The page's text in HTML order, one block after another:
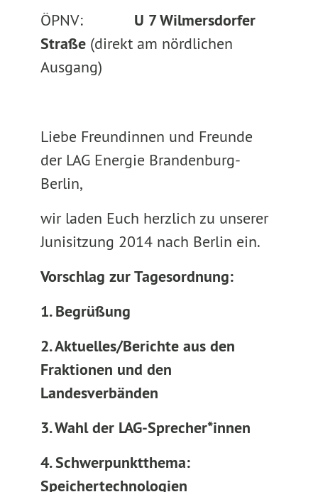
ÖPNV:U 7 Wilmersdorfer
Straße (direkt am nördlichen
Ausgang)
Liebe Freundinnen und Freunde
der LAG Energie Brandenburg-
Berlin,
wir laden Euch herzlich zu unserer
Junisitzung 2014 nach Berlin ein.
Vorschlag zur Tagesordnung:
1. Begrüßung
2. Aktuelles/Berichte aus den
Fraktionen und den
Landesverbänden
3. Wahl der LAG-Sprecher*innen
4. Schwerpunktthema:
Speichertechnologien